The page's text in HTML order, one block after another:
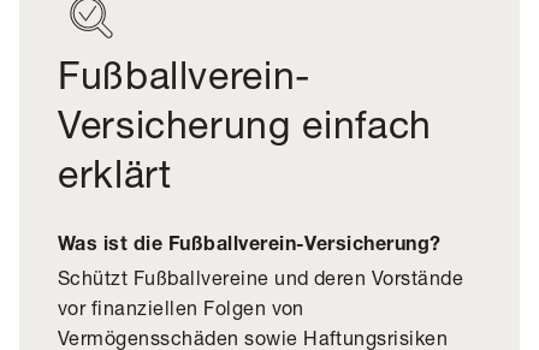
Fußballverein-
Versicherung einfach
erklärt
Was ist die Fußballverein-Versicherung?
Schützt Fußballvereine und deren Vorstände
vor finanziellen Folgen von
Vermögensschäden sowie Haftungsrisiken